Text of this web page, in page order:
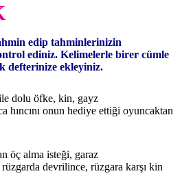
edip tahminlerinizin
ediniz. Kelimelerle birer cümle
defterinize ekleyiniz.
dolu öfke, kin, gayz
hıncını onun hediye ettiği oyuncaktan
öç alma isteği, garaz
devrilince, rüzgara karşı kin